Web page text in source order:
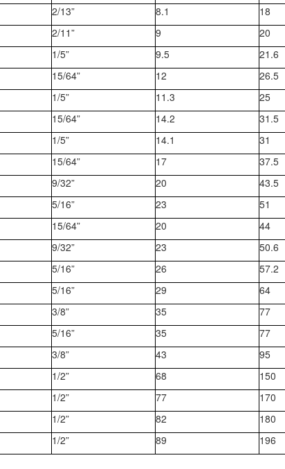
2/13” 8.1 18
2/11” 9 20
1/5” 9.5 21.6
15/64” 12 26.5
1/5” 11.3 25
15/64” 14.2 31.5
1/5” 14.1 31
15/64” 17 37.5
9/32” 20 43.5
5/16” 23 51
15/64” 20 44
9/32” 23 50.6
5/16” 26 57.2
5/16” 29 64
3/8” 35 77
5/16” 35 77
3/8” 43 95
1/2” 68 150
1/2” 77 170
1/2” 82 180
1/2” 89 196